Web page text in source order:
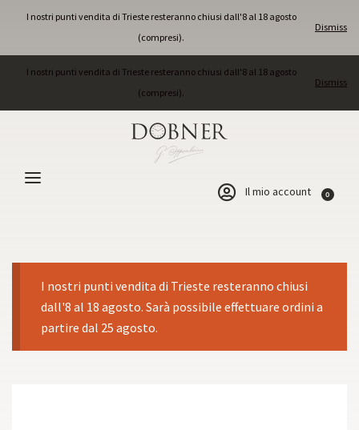
I nostri punti vendita di Trieste resteranno chiusi dall'8 al 18 agosto
(compresi).
Dismiss
I nostri punti vendita di Trieste resteranno chiusi dall'8 al 18 agosto
(compresi).
Dismiss
Il mio account 0
I nostri punti vendita di Trieste resteranno chiusi
dall'8 al 18 agosto. Sarà possibile effettuare ordini a
partire dal 25 agosto.